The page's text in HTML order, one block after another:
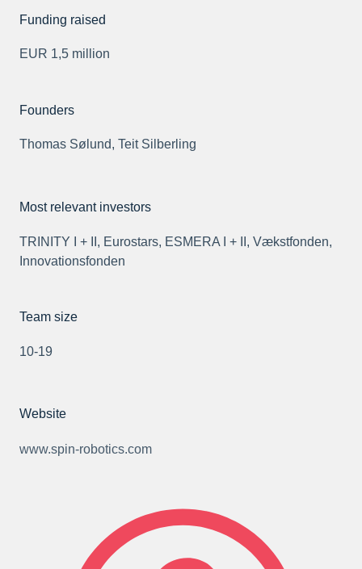
Funding raised
EUR 1,5 million
Founders
Thomas Sølund, Teit Silberling
Most relevant investors
TRINITY I + II, Eurostars, ESMERA I + II, Vækstfonden,
Innovationsfonden
Team size
10-19
Website
www.spin-robotics.com